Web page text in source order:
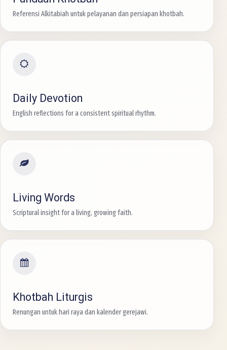
Referensi Alkitabiah untuk pelayanan dan persiapan khotbah.
Daily Devotion
English reflections for a consistent spiritual rhythm.
Living Words
Scriptural insight for a living, growing faith.
Khotbah Liturgis
Renungan untuk hari raya dan kalender gerejawi.